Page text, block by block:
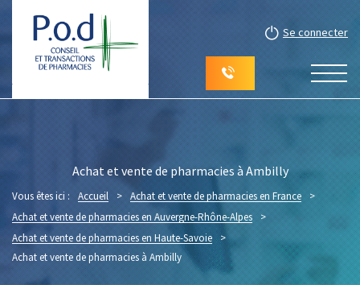
Se connecter
Achat et vente de pharmacies à Ambilly
Vous êtes ici : Accueil > Achat et vente de pharmacies en France
>
Achat et vente de pharmacies en Auvergne-Rhône-Alpes >
Achat et vente de pharmacies en Haute-Savoie
>
Achat et vente de pharmacies à Ambilly